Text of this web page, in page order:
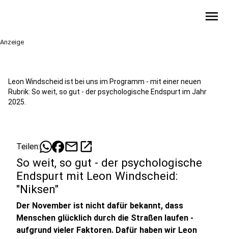
menu
Anzeige
Leon Windscheid ist bei uns im Programm - mit einer neuen
Rubrik: So weit, so gut - der psychologische Endspurt im Jahr
2025.
Teilen: mailopen_in_new
So weit, so gut - der psychologische
Endspurt mit Leon Windscheid:
"Niksen"
Der November ist nicht dafür bekannt, dass
Menschen glücklich durch die Straßen laufen -
aufgrund vieler Faktoren. Dafür haben wir Leon